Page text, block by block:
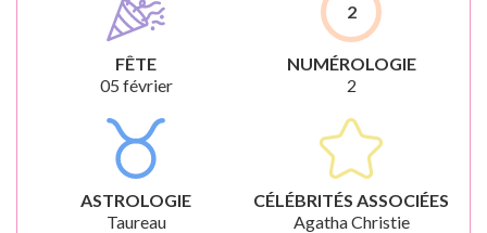
FÊTE
05 février
2
NUMÉROLOGIE
2
ASTROLOGIE
Taureau
CÉLÉBRITÉS ASSOCIÉES
Agatha Christie